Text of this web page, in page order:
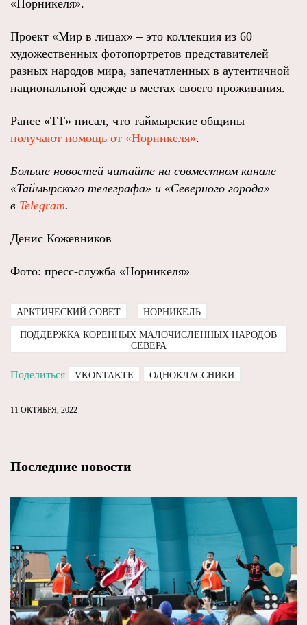
«Норникеля».
Проект «Мир в лицах» – это коллекция из 60
художественных фотопортретов представителей
разных народов мира, запечатленных в аутентичной
национальной одежде в местах своего проживания.
Ранее «ТТ» писал, что таймырские общины
получают помощь от «Норникеля».
Больше новостей читайте на совместном канале
«Таймырского телеграфа» и «Северного города»
в Telegram.
Денис Кожевников
Фото: пресс-служба «Норникеля»
АРКТИЧЕСКИЙ СОВЕТ НОРНИКЕЛЬ
ПОДДЕРЖКА КОРЕННЫХ МАЛОЧИСЛЕННЫХ НАРОДОВ
СЕВЕРА
Поделиться VKONTAKTE ОДНОКЛАССНИКИ
11 ОКТЯБРЯ, 2022
Последние новости